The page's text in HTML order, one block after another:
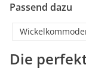
Passend dazu
Die